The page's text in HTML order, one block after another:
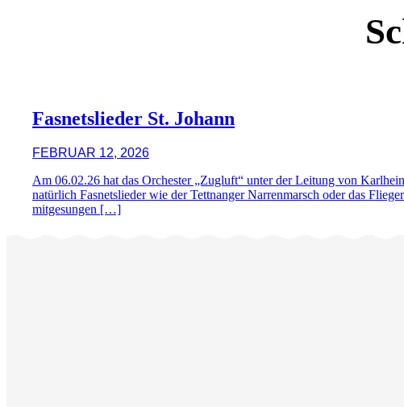
Fasnetslieder St. Johann
FEBRUAR 12, 2026
Am 06.02.26 hat das Orchester „Zugluft“ unter der Leitung von
natürlich Fasnetslieder wie der Tettnanger Narrenmarsch oder das
mitgesungen […]